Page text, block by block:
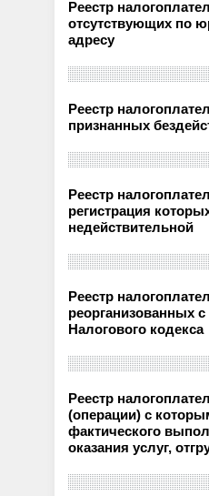
Реестр
отсутствующих по
адресу
Реестр
признанных
Реестр
регистрация
недействительной
Реестр
реорганизованных
Налогового кодекса
Реестр
(операции) с
фактического
оказания услуг,